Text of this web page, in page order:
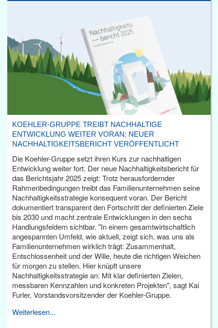
KOEHLER-GRUPPE TREIBT NACHHALTIGE
ENTWICKLUNG WEITER VORAN: NEUER
NACHHALTIGKEITSBERICHT VERÖFFENTLICHT
Die Koehler-Gruppe setzt ihren Kurs zur nachhaltigen
Entwicklung weiter fort. Der neue Nachhaltigkeitsbericht für
das Berichtsjahr 2025 zeigt: Trotz herausfordernder
Rahmenbedingungen treibt das Familienunternehmen seine
Nachhaltigkeitsstrategie konsequent voran. Der Bericht
dokumentiert transparent den Fortschritt der definierten Ziele
bis 2030 und macht zentrale Entwicklungen in den sechs
Handlungsfeldern sichtbar. "In einem gesamtwirtschaftlich
angespannten Umfeld, wie aktuell, zeigt sich, was uns als
Familienunternehmen wirklich trägt: Zusammenhalt,
Entschlossenheit und der Wille, heute die richtigen Weichen
für morgen zu stellen. Hier knüpft unsere
Nachhaltigkeitsstrategie an: Mit klar definierten Zielen,
messbaren Kennzahlen und konkreten Projekten", sagt Kai
Furler, Vorstandsvorsitzender der Koehler-Gruppe.
Weiterlesen...